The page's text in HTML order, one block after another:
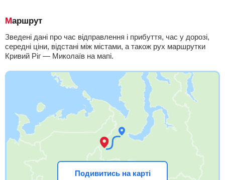
Маршрут
Зведені дані про час відправлення і прибуття, час у дорозі,
середні ціни, відстані між містами, а також рух маршрутки
Кривий Ріг — Миколаїв на мапі.
Подивитись на карті